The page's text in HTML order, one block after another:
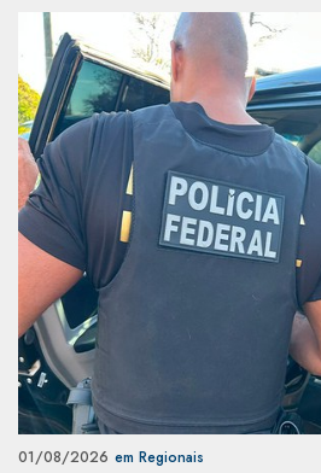
01/08/2026 em Regionais